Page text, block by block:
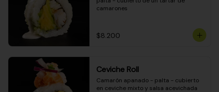
camarones
$8.200
Ceviche Roll
Camarón apanado - palta - cubierto
en ceviche mixto y salsa acevichada